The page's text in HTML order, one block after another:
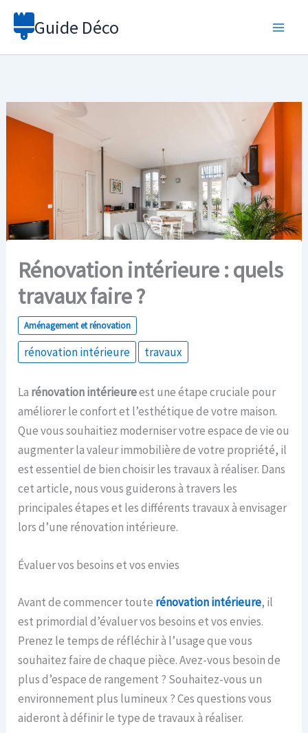
Aller
Guide Déco
Rénovation intérieure : quels
travaux faire ?
Aménagement et rénovation
rénovation intérieure travaux
La rénovation intérieureest une étape cruciale pour
améliorer le confort et l’esthétique de votre maison.
Que vous souhaitiez moderniser votre espace de vie ou
augmenter la valeur immobilière de votre propriété, il
est essentiel de bien choisir les travaux à réaliser. Dans
cet article, nous vous guiderons à travers les
principales étapes et les différents travaux à envisager
lors d’une rénovation intérieure.
Évaluer vos besoins et vos envies
Avant de commencer toute rénovation intérieure, il
est primordial d’évaluer vos besoins et vos envies.
Prenez le temps de réfléchir à l’usage que vous
souhaitez faire de chaque pièce. Avez-vous besoin de
plus d’espace de rangement ? Souhaitez-vous un
environnement plus lumineux ? Ces questions vous
aideront à définir le type de travaux à réaliser.